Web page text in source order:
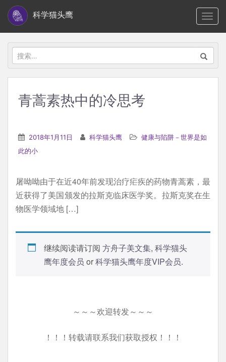
i
科学猫头鹰
搜
索：
青蒿素热中的冷思考
2018年1月11日 科学猫头鹰
健康与陷阱－世界是如
此的小
屠呦呦由于在近40年前发现治疗疟疾的药物青蒿素，最
近获得了美国颁发的拉斯克临床医学奖。拉斯克奖在生
物医学领域地 […]
继续阅读请订阅 方舟子美文集, 科学猫头
鹰年度会员 or科学猫头鹰年度VIP会员.
～～～欢迎转发～～～
！！！转载请联系我们获取授权！！！